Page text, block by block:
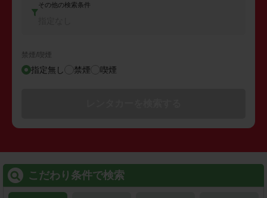
その他の検索条件
禁煙/喫煙
指定無し 禁煙 喫煙
こだわり条件で検索